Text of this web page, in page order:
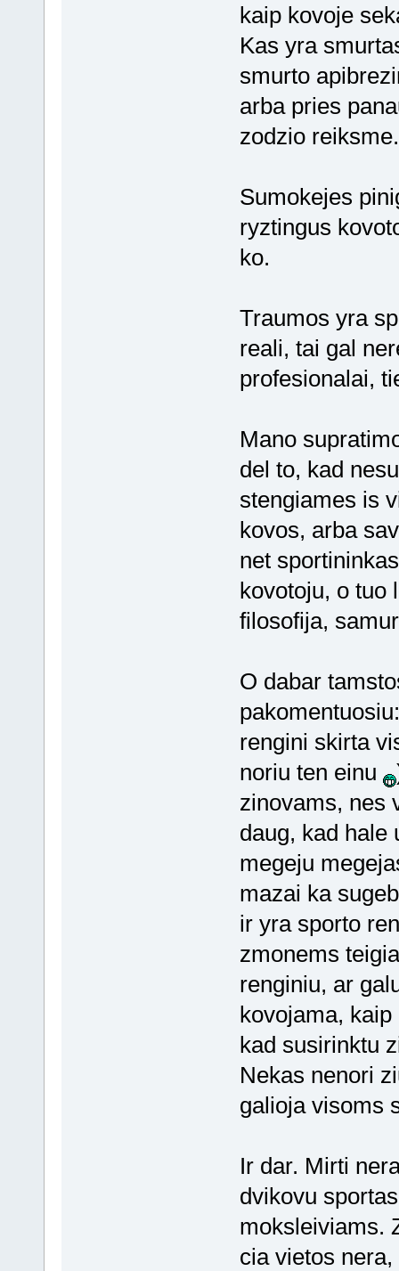
kaip kovoje
Kas yra
smurto
arba pries
zodzio reiksme.
Sumokejes
ryztingus
ko.
Traumos yra
reali, tai gal
profesionalai,
Mano
del to, kad
stengiames is
kovos, arba
net
kovotoju, o tuo
filosofija,
O dabar
rengini skirta
noriu ten einu
zinovams, nes
daug, kad hale
megeju
mazai ka
ir yra sporto
zmonems
renginiu, ar
kovojama,
kad susirinktu
Nekas nenori
galioja visoms
Ir dar. Mirti
dvikovu
moksleiviams.
cia vietos